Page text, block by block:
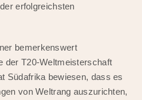
erfolgreichsten
bemerkenswert
der T20-Weltmeisterschaft
Südafrika bewiesen, dass es
von Weltrang auszurichten,